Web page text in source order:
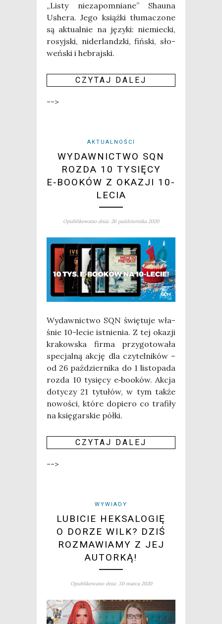
„Listy nie­za­po­mnia­ne” Shau­na
Ushe­ra. Jego książ­ki tłu­ma­czo­ne
są aktu­al­nie na języ­ki: nie­miec­ki,
rosyj­ski, nider­landz­ki, fiń­ski, sło­
weń­ski i hebraj­ski.
CZY­TAJ DALEJ
-->
AKTUALNOŚCI
WYDAWNICTWO SQN
ROZDA 10 TYSIĘCY
E‑BOOKÓW Z OKAZJI 10-
LECIA
Opublikowano dnia: 26 października 2020
Wydaw­nic­two SQN świę­tu­je wła­
śnie 10-lecie ist­nie­nia. Z tej oka­zji
kra­kow­ska fir­ma przy­go­to­wa­ła
spe­cjal­ną akcję dla czy­tel­ni­ków –
od 26 paź­dzier­ni­ka do 1 listo­pa­da
roz­da 10 tysię­cy e‑booków. Akcja
doty­czy 21 tytu­łów, w tym tak­że
nowo­ści, któ­re dopie­ro co tra­fi­ły
na księ­gar­skie pół­ki.
CZY­TAJ DALEJ
-->
WYWIADY
LUBICIE HEKSALOGIĘ
O DORZE WILK? DZIŚ
ROZMAWIAMY Z JEJ
AUTORKĄ!
Opublikowano dnia: 30 marca 2020